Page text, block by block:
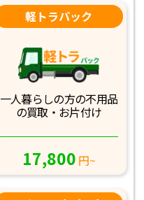
軽トラパック
一人暮らしの方の不用品
の買取・お片付け
17,800 円~